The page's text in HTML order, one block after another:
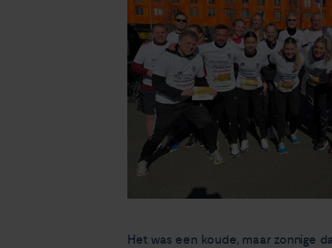
Het was een koude, maar zonnige